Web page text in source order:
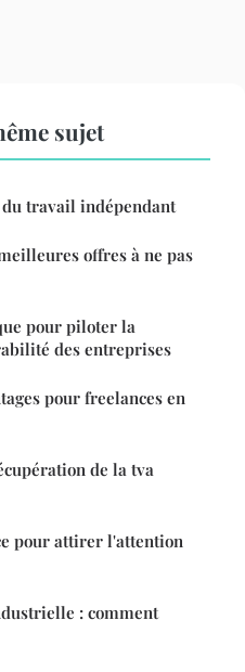
sujet
du travail indépendant
offres à ne pas
pour piloter la
des entreprises
pour freelances en
de la tva
pour attirer l'attention
: comment